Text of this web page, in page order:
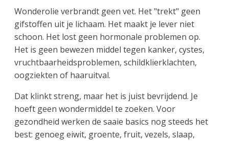
Wonderolie verbrandt geen vet. Het "trekt" geen
gifstoffen uit je lichaam. Het maakt je lever niet
schoon. Het lost geen hormonale problemen op.
Het is geen bewezen middel tegen kanker, cystes,
vruchtbaarheidsproblemen, schildklierklachten,
oogziekten of haaruitval.
Dat klinkt streng, maar het is juist bevrijdend. Je
hoeft geen wondermiddel te zoeken. Voor
gezondheid werken de saaie basics nog steeds het
best: genoeg eiwit, groente, fruit, vezels, slaap,